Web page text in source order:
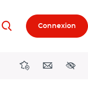
RechercherConnexion
DirectionsContact